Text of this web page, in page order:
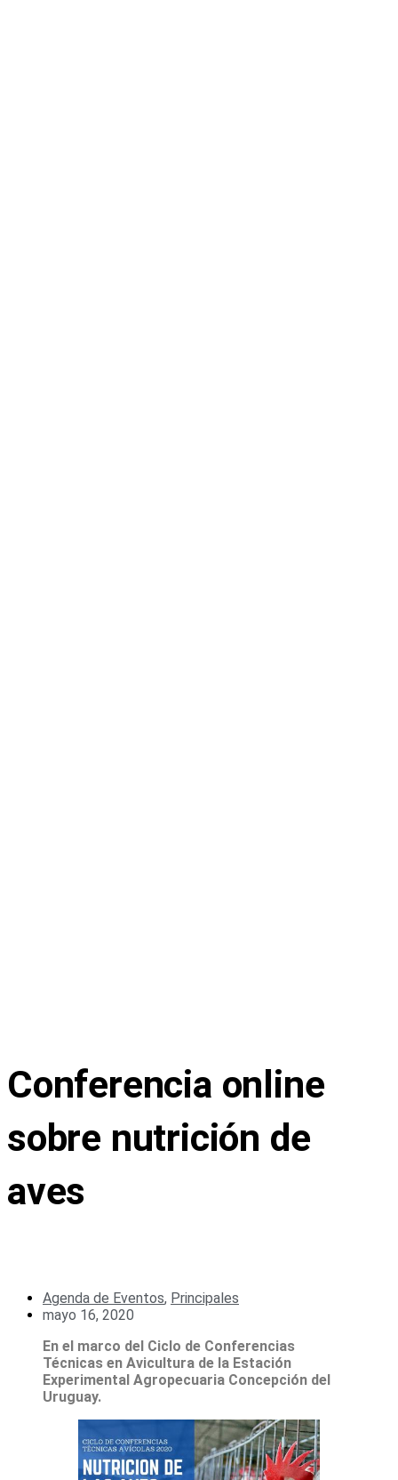
Conferencia online
sobre nutrición de
aves
Agenda de Eventos, Principales
mayo 16, 2020
En el marco del Ciclo de Conferencias
Técnicas en Avicultura de la Estación
Experimental Agropecuaria Concepción del
Uruguay.